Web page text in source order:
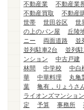
不動産業
不動産業
不動産買取
不動産
世帯
世田谷区 世
の上のパン屋
丘陵
ニー
両面道路 並
並列駐車2台
並列
ンション
中古戸建
林間
中学校 中白
華
中華料理 丸亀
葉
亀有，りょうさ
ライオンズマンショ
定
予算 事務所